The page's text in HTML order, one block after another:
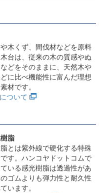
木くず、間伐材などを原料
台は、従来の木の質感やぬ
などをそのままに、天然木や
に比べ機能性に富んだ理想
材です。
ついて
脂
とは紫外線で硬化する特殊
す。ハンコヤドットコムで
いる感光樹脂は透過性があ
のゴムよりも弾力性と耐久性
います。